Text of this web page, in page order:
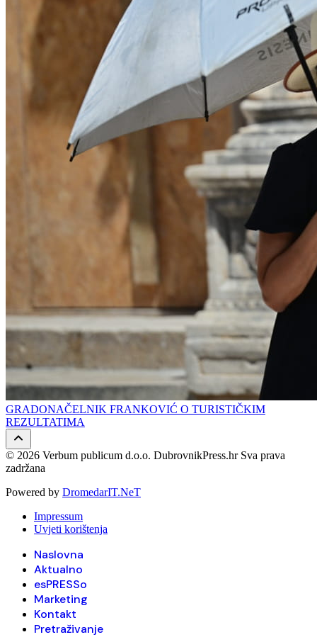
GRADONAČELNIK FRANKOVIĆ O TURISTIČKIM
REZULTATIMA
© 2026 Verbum publicum d.o.o. DubrovnikPress.hr Sva prava
zadržana
Powered by DromedarIT.NeT
Impressum
Uvjeti korištenja
Naslovna
Aktualno
esPRESSo
Marketing
Kontakt
Pretraživanje